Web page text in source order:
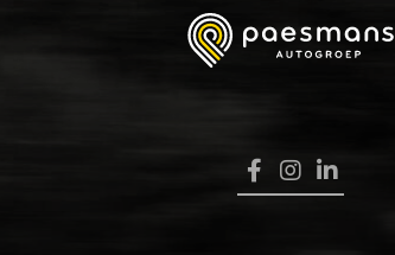
VERKOOP
RENAULT PRO+
VERHUUR